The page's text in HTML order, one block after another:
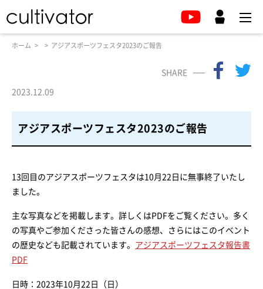
ホーム アジアスポーツフェスタ2023のご報告
SHARE
2023.12.09
アジアスポーツフェスタ2023のご報告
13回目のアジアスポーツフェスタは10月22日に無事終了いたし
ました。
主な写真などを掲載します。詳しくはPDFをご覧ください。多く
の写真やご参加くださった皆さんの感想、さらにはこのイベント
の歴史なども記載されています。 アジアスポーツフェスタ報告書
PDF
日時：2023年10月22日（日）